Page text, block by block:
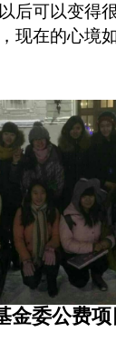
后可以变得
现在的心境
金委公费项